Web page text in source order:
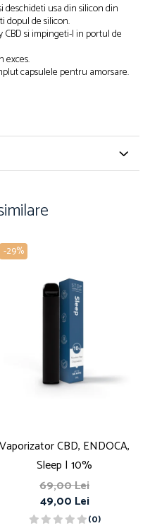
usa din silicon din
dopul de silicon.
si impingeti-l in portul de
exces.
capsulele pentru amorsare.
-29%
Vaporizator CBD, ENDOCA,
Sleep | 10%
69,00 Lei
49,00 Lei
(0)